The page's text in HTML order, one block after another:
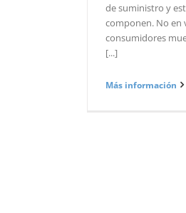
de suministro y
componen. No en
consumidores
[...]
Más información